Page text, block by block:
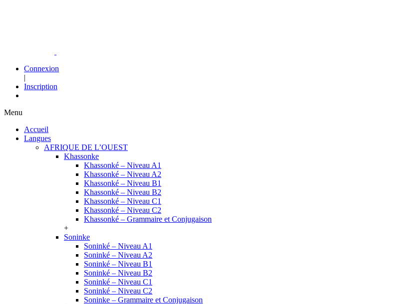
Connexion
|
Inscription
Menu
Accueil
Langues
AFRIQUE DE L’OUEST
Khassonke
Khassonké – Niveau A1
Khassonké – Niveau A2
Khassonké – Niveau B1
Khassonké – Niveau B2
Khassonké – Niveau C1
Khassonké – Niveau C2
Khassonké – Grammaire et Conjugaison
+
Soninke
Soninké – Niveau A1
Soninké – Niveau A2
Soninké – Niveau B1
Soninké – Niveau B2
Soninké – Niveau C1
Soninké – Niveau C2
Soninke – Grammaire et Conjugaison